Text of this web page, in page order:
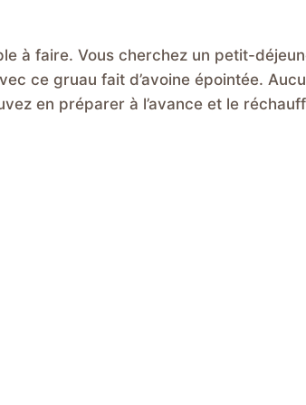
à faire. Vous cherchez un petit-
ce gruau fait d’avoine épointée.
en préparer à l’avance et le